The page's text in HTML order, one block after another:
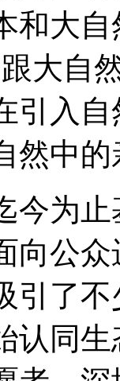
和大
大自
引入
然中
今为
向公
引了
认同